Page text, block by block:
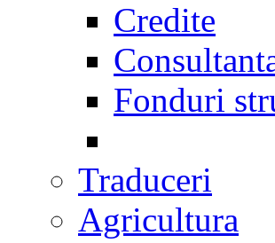
Credite
Fonduri
Traduceri
Agricultura